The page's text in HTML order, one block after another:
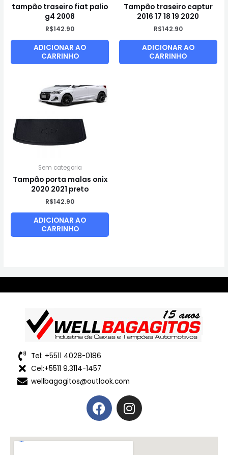
tampão traseiro fiat palio
g4 2008
R$142.90
ADICIONAR AO
CARRINHO
Tampão traseiro captur
2016 17 18 19 2020
R$142.90
ADICIONAR AO
CARRINHO
Sem categoria
Tampão porta malas onix
2020 2021 preto
R$142.90
ADICIONAR AO
CARRINHO
Tel: +5511 4028-0186
Cel:+5511 9.3114-1457
wellbagagitos@outlook.com